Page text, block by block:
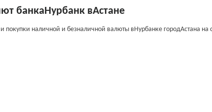
банкаНурбанк вАстане
покупки наличной и безналичной валюты вНурбанке городАстана на